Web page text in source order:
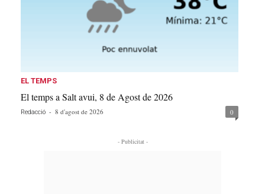
EL TEMPS
El temps a Salt avui, 8 de Agost de 2026
Redacció - 8 d'agost de 2026 0
- Publicitat -